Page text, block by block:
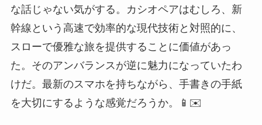
な話じゃない気がする。カシオペアはむしろ、新
幹線という高速で効率的な現代技術と対照的に、
スローで優雅な旅を提供することに価値があっ
た。そのアンバランスが逆に魅力になっていたわ
けだ。最新のスマホを持ちながら、手書きの手紙
を大切にするような感覚だろうか。📱✉️